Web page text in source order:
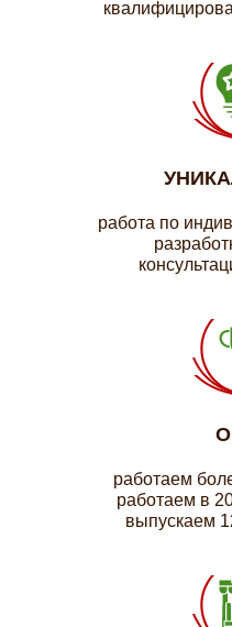
работа по
работаем
работаем в
выпускаем